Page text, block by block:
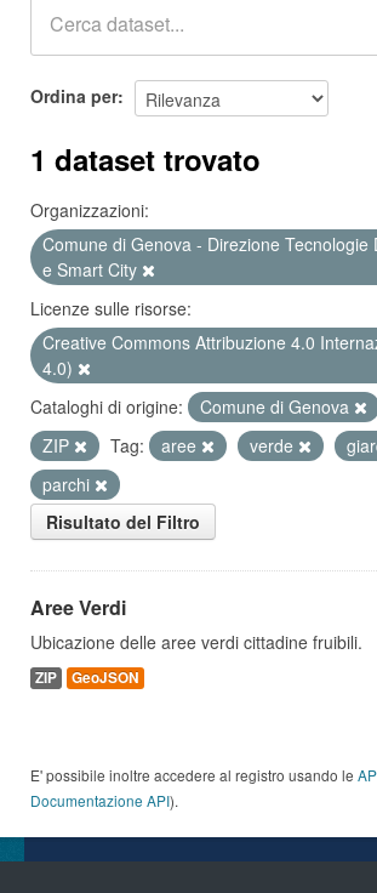
Ordina per
1 dataset trovato
Organizzazioni:
Comune di Genova - Direzione Tecnologie
e Smart City
Licenze sulle risorse:
Creative Commons Attribuzione 4.0
4.0)
Cataloghi di origine:
Comune di Genova
ZIP
Tag: aree verde
parchi
Risultato del Filtro
Aree Verdi
Ubicazione delle aree verdi cittadine fruibili.
ZIP GeoJSON
E' possibile inoltre accedere al registro usando le
Documentazione API).